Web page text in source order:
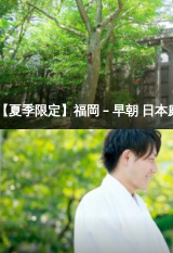
夏季限定】福岡 – 早朝 日